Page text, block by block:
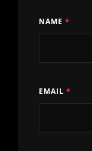
NAME *
EMAIL *